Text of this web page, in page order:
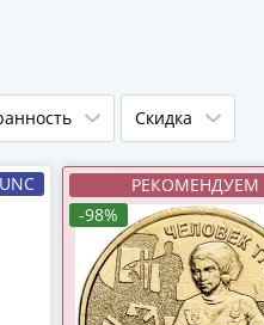
Скидка
UNC
РЕКОМЕНДУЕМ
-98%